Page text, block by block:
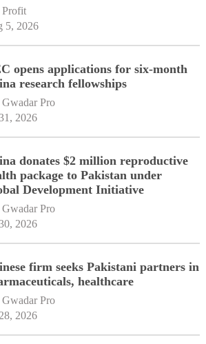
Profit
5, 2026
opens applications for six-month
research fellowships
Gwadar Pro
2026
donates $2 million reproductive
package to Pakistan under
Development Initiative
Gwadar Pro
2026
firm seeks Pakistani partners in
healthcare
Gwadar Pro
2026